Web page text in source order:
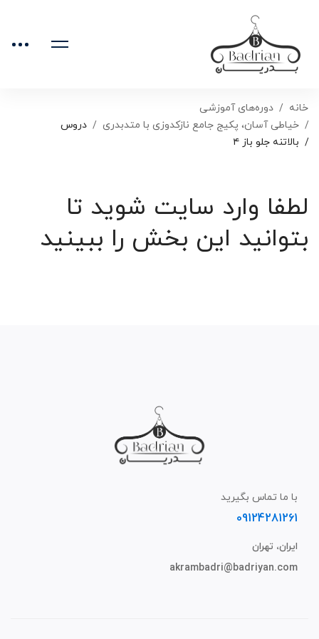
خانه
دوره‌های آموزشی
خیاطی آسان، پکیج جامع نازکدوزی با متدبدری
دروس
بالاتنه جلو باز ۴
لطفا وارد سایت شوید تا
بتوانید این بخش را ببینید
با ما تماس بگیرید
09124281261
ایران، تهران
akrambadri@badriyan.com